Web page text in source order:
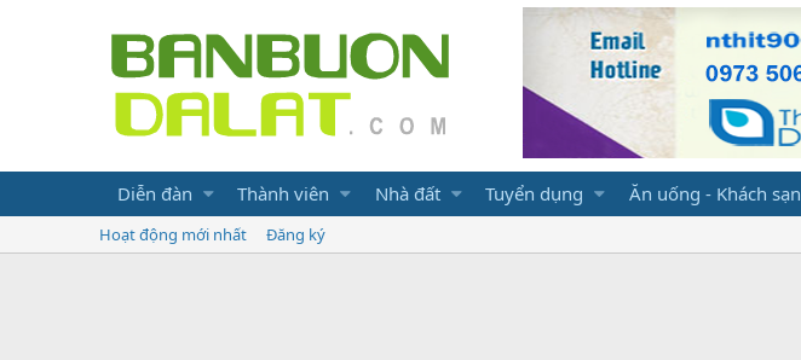
Diễn đàn Thành viên Nhà đất Tuyển dụng Ăn uống - Khách sạn
Hoạt động mới nhất Đăng ký